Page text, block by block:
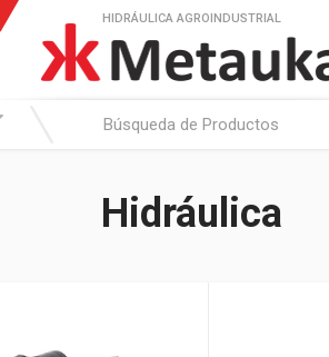
HIDRÁULICA AGROINDUSTRIAL
Hidráulica